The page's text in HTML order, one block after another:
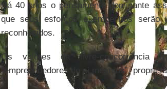
Há 40 anos o pensamento dominante
que seus esforços e empenhos serão
reconhecidos.
Os valores da livre-concorrência
“empreendedores de si mesmos”,